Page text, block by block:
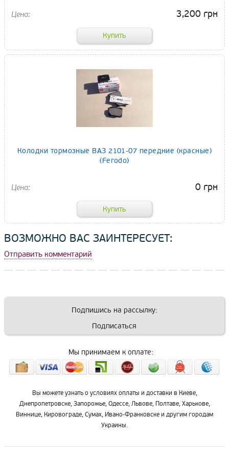
3,200 грн
Колодки тормозные ВАЗ 2101-07 передние (красные)
(Ferodo)
0 грн
ВОЗМОЖНО ВАС ЗАИНТЕРЕСУЕТ:
Отправить комментарий
Подпишись на рассылку:
Подписаться
Мы принимаем к оплате:
Вы можете узнать о условиях оплаты и доставки в Киеве,
Днепропетровске, Запорожье, Одессе, Львове, Полтаве, Харькове,
Виннице, Кировограде, Сумах, Ивано-Франковске и другим городам
Украины.